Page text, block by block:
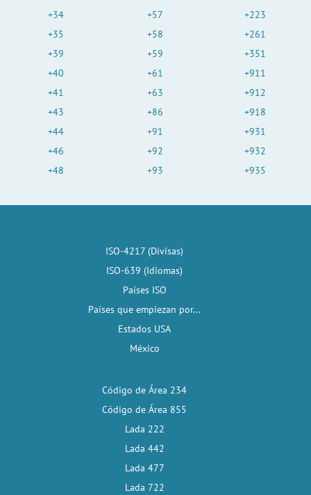
+34
+35
+39
+40
+41
+43
+44
+46
+48
+57
+58
+59
+61
+63
+86
+91
+92
+93
+223
+261
+351
+911
+912
+918
+931
+932
+935
ISO-4217 (Divisas)
ISO-639 (Idiomas)
Países ISO
Países que empiezan por...
Estados USA
México
Código de Área 234
Código de Área 855
Lada 222
Lada 442
Lada 477
Lada 722